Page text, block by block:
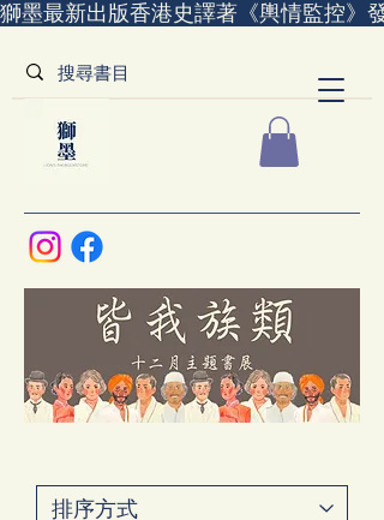
獅墨最新出版香港史譯著《輿情監控》